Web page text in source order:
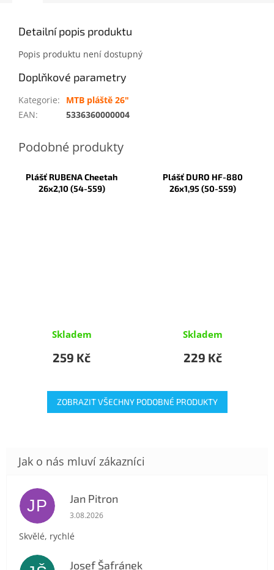
Detailní popis produktu
Popis produktu není dostupný
Doplňkové parametry
Kategorie:
MTB pláště 26"
EAN: 5336360000004
Plášť RUBENA Cheetah
26x2,10 (54-559)
Skladem
259 Kč
Plášť DURO HF-880
26x1,95 (50-559)
Skladem
229 Kč
ZOBRAZIT VŠECHNY PODOBNÉ PRODUKTY
JP Jan Pitron
Hodnocení obchodu je 5 z 5 hvězdiček.
3.08.2026
Skvělé, rychlé
Josef Šafránek